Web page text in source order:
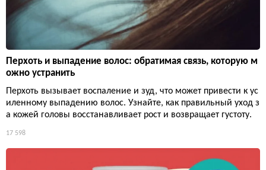
Перхоть и выпадение волос: обратимая связь, которую м
ожно устранить
Перхоть вызывает воспаление и зуд, что может привести к ус
иленному выпадению волос. Узнайте, как правильный уход з
а кожей головы восстанавливает рост и возвращает густоту.
17 598